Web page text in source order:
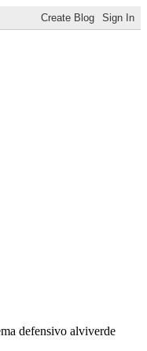
defensivo alviverde